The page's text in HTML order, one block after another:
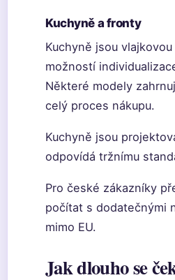
Kuchyně a fronty
Kuchyně jsou
možností
Některé modely
celý proces nákupu.
Kuchyně jsou
odpovídá tržnímu
Pro české zákazníky
počítat s dodatečnými
mimo EU.
Jak dlouho se